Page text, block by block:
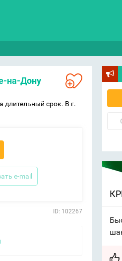
на-Дону
длительный срок. В г.
e-mail
ID: 102267